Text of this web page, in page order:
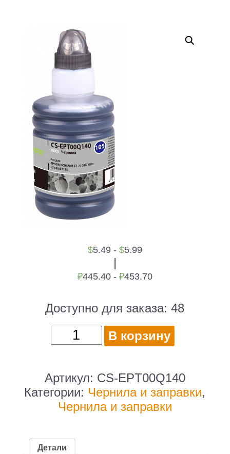
$5.49 - $5.99
|
₽445.40 - ₽453.70
Доступно для заказа:48
Количество
товара
Cactus
CS-
EPT00Q140
140мл
В корзину
Артикул: CS-EPT00Q140
Категории: Чернила и заправки,
Чернила и заправки
Детали